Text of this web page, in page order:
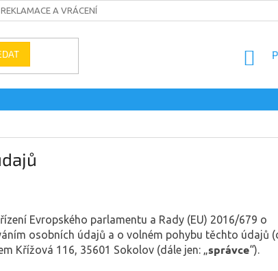
REKLAMACE A VRÁCENÍ
Evropského parlamentu a Rady (EU) 2016/679 o
osobních údajů a o volném pohybu těchto údajů
Křížová 116, 35601 Sokolov (dále jen: „správce“).